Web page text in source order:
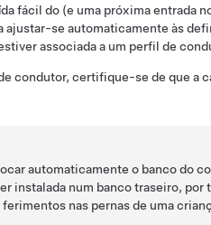
fácil do (e uma próxima entrada
ajustar-se automaticamente às
associada a um perfil de
condutor, certifique-se de que a
automaticamente o banco do
instalada num banco traseiro,
nas pernas de uma